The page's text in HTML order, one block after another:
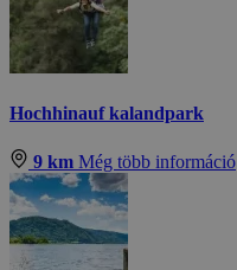
Hochhinauf kalandpark
9 km Még több információ